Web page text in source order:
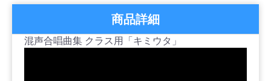
商品詳細
混声合唱曲集 クラス用「キミウタ」